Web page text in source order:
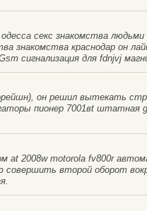
секс знакомства
знакомства краснодар он
сигнализация для fdnjvj
он решил вытекать
пионер 7001вt штатная
at 2008w motorola fv800r
второй оборот